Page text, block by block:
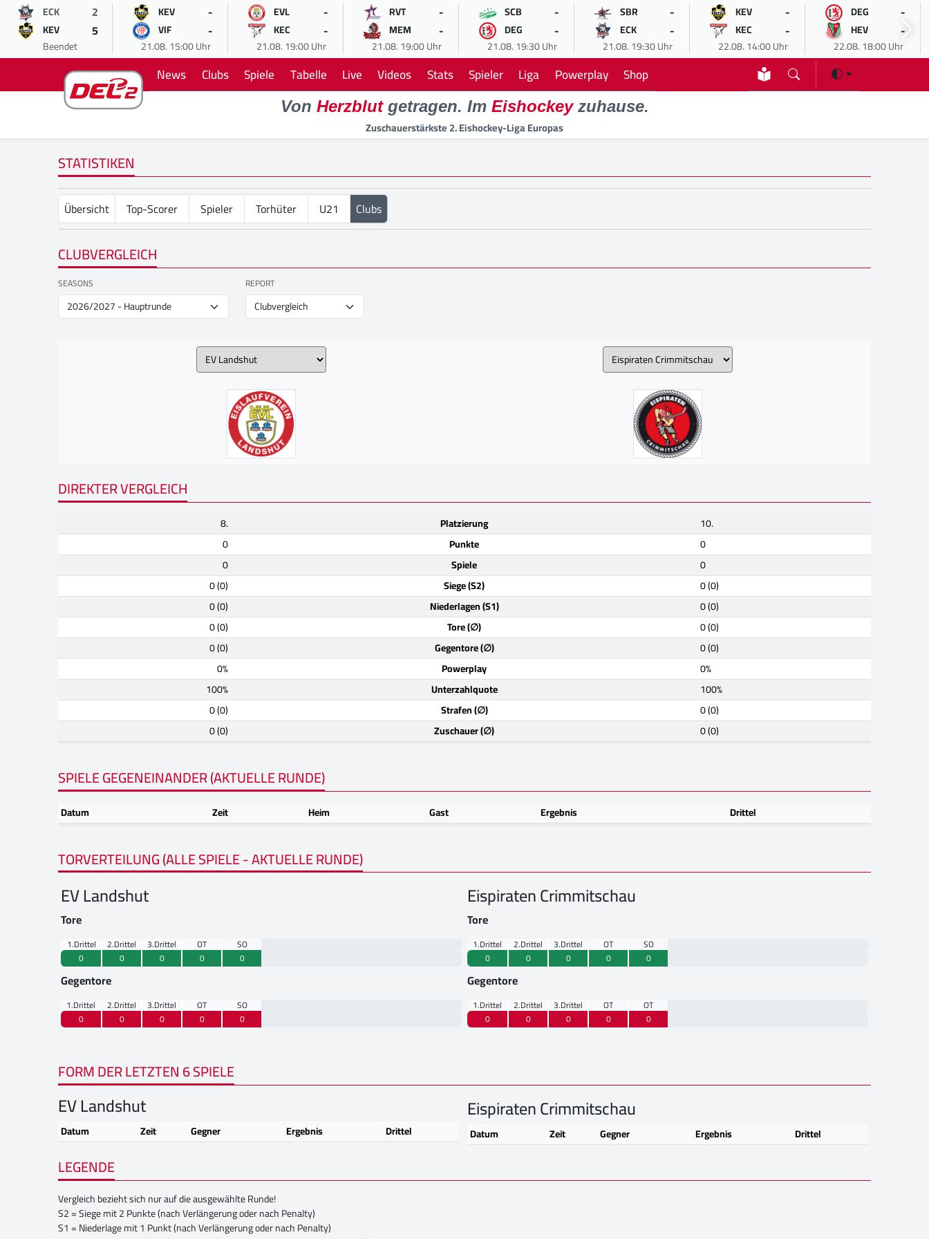
ECK 2
KEV 5
Beendet
KEV -
VIF -
21.08. 15:00 Uhr
EVL -
KEC -
21.08. 19:00 Uhr
RVT -
MEM -
21.08. 19:00 Uhr
SCB -
DEG -
21.08. 19:30 Uhr
SBR -
ECK -
21.08. 19:30 Uhr
KEV -
KEC -
22.08. 14:00 Uhr
DEG -
HEV -
22.08. 18:00 Uhr
News Clubs Spiele Tabelle Live Videos Stats Spieler Liga Powerplay Shop
Von Herzblutgetragen. Im Eishockeyzuhause.
Zuschauerstärkste 2. Eishockey-Liga Europas
STATISTIKEN
Übersicht Top-Scorer Spieler Torhüter U21 Clubs
CLUBVERGLEICH
SEASONS REPORT
DIREKTER VERGLEICH
8. Platzierung
10.
0
Punkte
0
0
Spiele
0
0 (0)
Siege (S2)
0 (0)
0 (0)
Niederlagen (S1)
0 (0)
0 (0)
Tore (∅)
0 (0)
0 (0)
Gegentore (∅)
0 (0)
0%
Powerplay
0%
100%
Unterzahlquote
100%
0 (0)
Strafen (∅)
0 (0)
0 (0)
Zuschauer (∅) 0 (0)
SPIELE GEGENEINANDER (AKTUELLE RUNDE)
Datum Zeit Heim Gast Ergebnis Drittel
TORVERTEILUNG (ALLE SPIELE - AKTUELLE RUNDE)
EV Landshut
Tore
1.Drittel 2.Drittel 3.Drittel OT
SO
0
0 0 0 0
Gegentore
1.Drittel 2.Drittel 3.Drittel OT
SO
0
0 0 0 0
Eispiraten Crimmitschau
Tore
1.Drittel 2.Drittel 3.Drittel OT
SO
0
0 0 0 0
Gegentore
1.Drittel 2.Drittel 3.Drittel OT
OT
0
0 0 0 0
FORM DER LETZTEN 6 SPIELE
EV Landshut
Datum Zeit Gegner Ergebnis Drittel
Eispiraten Crimmitschau
Datum Zeit Gegner Ergebnis Drittel
LEGENDE
Vergleich bezieht sich nur auf die ausgewählte Runde!
S2 = Siege mit 2 Punkte (nach Verlängerung oder nach Penalty)
S1 = Niederlage mit 1 Punkt (nach Verlängerung oder nach Penalty)